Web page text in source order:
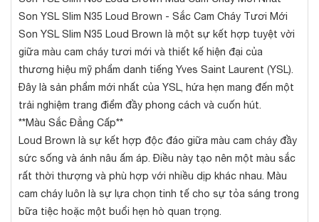
Son YSL Slim N35 Loud Brown - Sắc Cam Cháy Tươi Mới
Son YSL Slim N35 Loud Brown là một sự kết hợp tuyệt vời
giữa màu cam cháy tươi mới và thiết kế hiện đại của
thương hiệu mỹ phẩm danh tiếng Yves Saint Laurent (YSL).
Đây là sản phẩm mới nhất của YSL, hứa hẹn mang đến một
trải nghiệm trang điểm đầy phong cách và cuốn hút.
**Màu Sắc Đẳng Cấp**
Loud Brown là sự kết hợp độc đáo giữa màu cam cháy đầy
sức sống và ánh nâu ấm áp. Điều này tạo nên một màu sắc
rất thời thượng và phù hợp với nhiều dịp khác nhau. Màu
cam cháy luôn là sự lựa chọn tinh tế cho sự tỏa sáng trong
bữa tiệc hoặc một buổi hẹn hò quan trọng.